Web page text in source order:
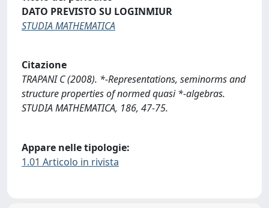
DATO PREVISTO SU LOGINMIUR
STUDIA MATHEMATICA
Citazione
TRAPANI C (2008). *-Representations, seminorms and
structure properties of normed quasi *-algebras.
STUDIA MATHEMATICA, 186, 47-75.
Appare nelle tipologie:
1.01 Articolo in rivista